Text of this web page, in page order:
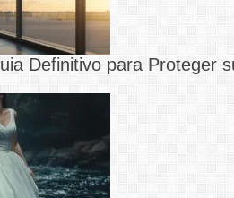
Definitivo para Proteger